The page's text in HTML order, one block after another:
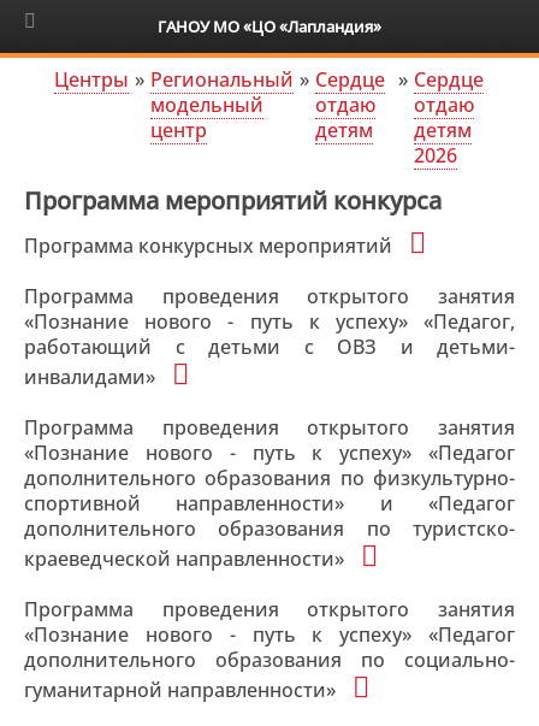
6+
Центры » Региональный
модельный
центр
» Сердце
отдаю
детям
» Сердце
отдаю
детям
2026
Программа мероприятий конкурса
Программа конкурсных мероприятий
Программа проведения открытого занятия
«Познание нового - путь к успеху» «Педагог,
работающий с детьми с ОВЗ и детьми-
инвалидами»
Программа проведения открытого занятия
«Познание нового - путь к успеху» «Педагог
дополнительного образования по физкультурно-
спортивной направленности» и «Педагог
дополнительного образования по туристско-
краеведческой направленности»
Программа проведения открытого занятия
«Познание нового - путь к успеху» «Педагог
дополнительного образования по социально-
гуманитарной направленности»
ГАНОУ МО «ЦО «Лапландия»